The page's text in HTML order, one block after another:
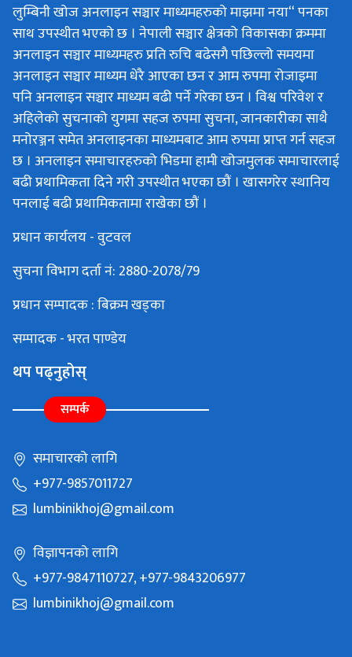
लुम्बिनी खोज अनलाइन सञ्चार माध्यमहरुको माझमा नया“ पनका
साथ उपस्थीत भएको छ । नेपाली सञ्चार क्षेत्रको विकासका क्रममा
अनलाइन सञ्चार माध्यमहरु प्रति रुचि बढेसगै पछिल्लो समयमा
अनलाइन सञ्चार माध्यम धेरै आएका छन र आम रुपमा रोजाइमा
पनि अनलाइन सञ्चार माध्यम बढी पर्ने गरेका छन । विश्व परिवेश र
अहिलेको सुचनाको युगमा सहज रुपमा सुचना, जानकारीका साथै
मनोरञ्जन समेत अनलाइनका माध्यमबाट आम रुपमा प्राप्त गर्न सहज
छ । अनलाइन समाचारहरुको भिडमा हामी खोजमुलक समाचारलाई
बढी प्रथामिकता दिने गरी उपस्थीत भएका छौं । खासगरेर स्थानिय
पनलाई बढी प्रथामिकतामा राखेका छौं ।
प्रधान कार्यलय - वुटवल
सुचना विभाग दर्ता नं: 2880-2078/79
प्रधान सम्पादक : बिक्रम खड्का
सम्पादक - भरत पाण्डेय
थप पढ्नुहोस्
सम्पर्क
समाचारको लागि
+977-9857011727
lumbinikhoj@gmail.com
विज्ञापनको लागि
+977-9847110727, +977-9843206977
lumbinikhoj@gmail.com